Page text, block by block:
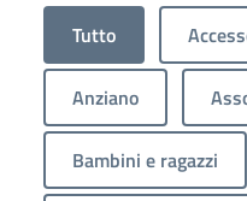
Tutto
Anziano
Bambini e ragazzi